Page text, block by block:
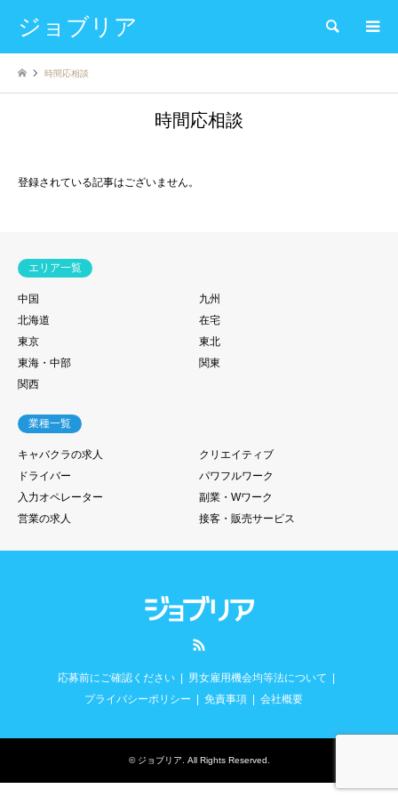
ジョブリア 検索
時間応相談
時間応相談
登録されている記事はございません。
エリア一覧
中国
九州
北海道
在宅
東京
東北
東海・中部
関東
関西
業種一覧
キャバクラの求人
クリエイティブ
ドライバー
パワフルワーク
入力オペレーター
副業・Wワーク
営業の求人
接客・販売サービス
応募前にご確認ください
男女雇用機会均等法について
プライバシーポリシー
免責事項 会社概要
© ジョブリア . All Rights Reserved.